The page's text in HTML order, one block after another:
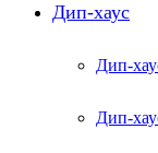
Дип-хаус
Дип-
Дип-